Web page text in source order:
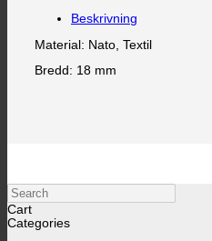
Beskrivning
Material: Nato, Textil
Bredd: 18 mm
Search
Cart
Categories